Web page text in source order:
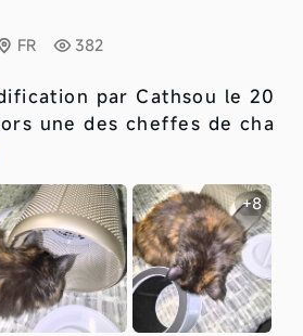
FR 382
par Cathsou le 20
une des cheffes de cha
+8